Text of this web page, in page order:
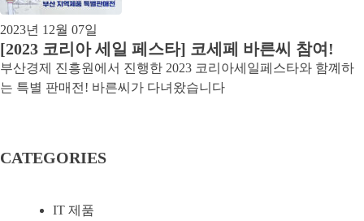
2023년 12월 07일
[2023 코리아 세일 페스타] 코세페 바른씨 참여!
부산경제 진흥원에서 진행한 2023 코리아세일페스타와 함꼐하
는 특별 판매전! 바른씨가 다녀왔습니다
CATEGORIES
IT 제품